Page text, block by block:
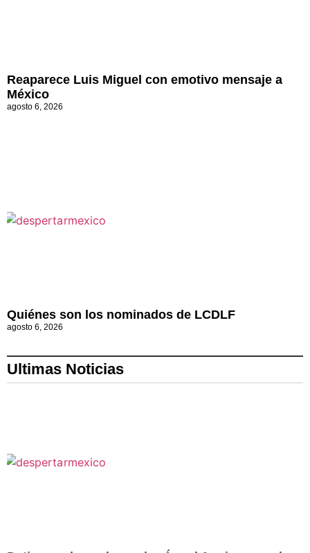
Reaparece Luis Miguel con emotivo mensaje a
México
agosto 6, 2026
Quiénes son los nominados de LCDLF
agosto 6, 2026
Ultimas Noticias